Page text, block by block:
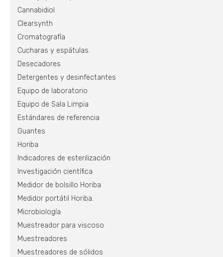
Cannabidiol
Clearsynth
Cromatografía
Cucharas y espátulas.
Desecadores
Detergentes y desinfectantes
Equipo de laboratorio
Equipo de Sala Limpia
Estándares de referencia
Guantes
Horiba
Indicadores de esterilización
Investigación científica
Medidor de bolsillo Horiba
Medidor portátil Horiba.
Microbiología
Muestreador para viscoso
Muestreadores
Muestreadores de sólidos